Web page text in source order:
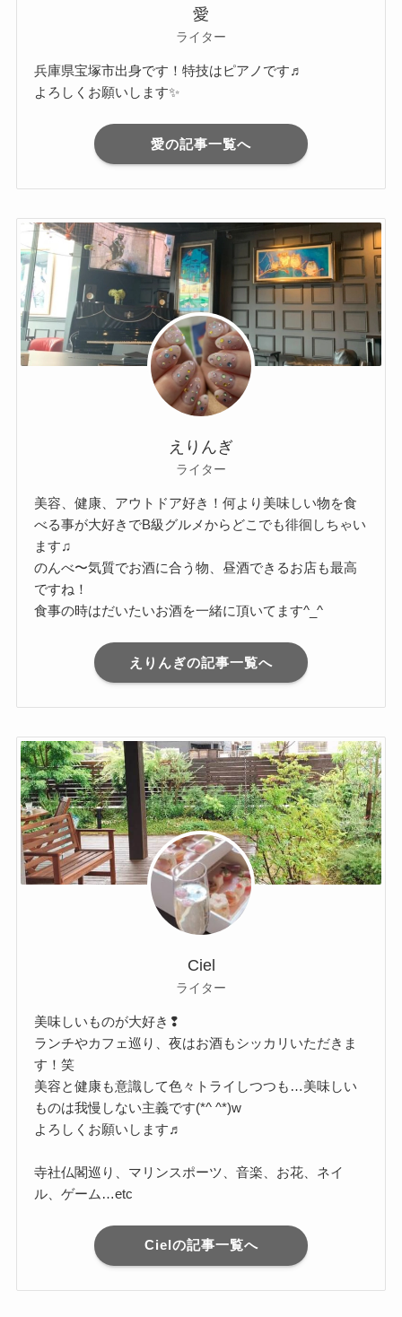
愛
ライター
兵庫県宝塚市出身です！特技はピアノです♬
よろしくお願いします✨
愛の記事一覧へ
えりんぎ
ライター
美容、健康、アウトドア好き！何より美味しい物を食
べる事が大好きでB級グルメからどこでも徘徊しちゃい
ます♫
のんべ〜気質でお酒に合う物、昼酒できるお店も最高
ですね！
食事の時はだいたいお酒を一緒に頂いてます^_^
えりんぎの記事一覧へ
Ciel
ライター
美味しいものが大好き❢
ランチやカフェ巡り、夜はお酒もシッカリいただきま
す！笑
美容と健康も意識して色々トライしつつも…美味しい
ものは我慢しない主義です(*^ ^*)w
よろしくお願いします♬
寺社仏閣巡り、マリンスポーツ、音楽、お花、ネイ
ル、ゲーム…etc
Cielの記事一覧へ